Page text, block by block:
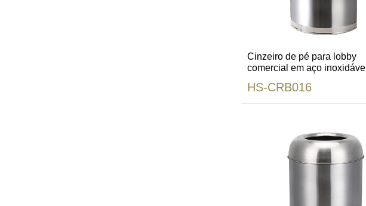
Cinzeiro de pé para lobby
comercial em aço inoxidável
HS-CRB016